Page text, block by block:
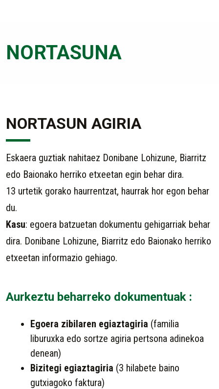
NORTASUNA
NORTASUN AGIRIA
Eskaera guztiak nahitaez Donibane Lohizune, Biarritz
edo Baionako herriko etxeetan egin behar dira.
13 urtetik gorako haurrentzat, haurrak hor egon behar
du.
Kasu: egoera batzuetan dokumentu gehigarriak behar
dira. Donibane Lohizune, Biarritz edo Baionako herriko
etxeetan informazio gehiago.
Aurkeztu beharreko dokumentuak :
Egoera zibilaren egiaztagiria (familia
liburuxka edo sortze agiria pertsona adinekoa
denean)
Bizitegi egiaztagiria (3 hilabete baino
gutxiagoko faktura)